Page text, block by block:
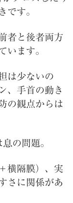
です。
者と後者両方
います。
は少ないの
、手首の動き
の観点からは
の問題。
横隔膜）、実
さに関係があ